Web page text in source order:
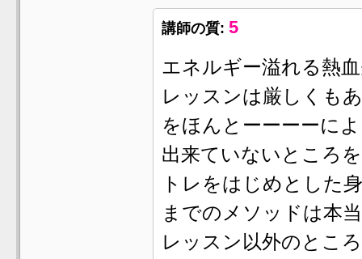
講師の質: 5
エネルギー溢れる熱
レッスンは厳しくも
をほんとーーーーに
出来ていないところ
トレをはじめとした
までのメソッドは本
レッスン以外のとこ